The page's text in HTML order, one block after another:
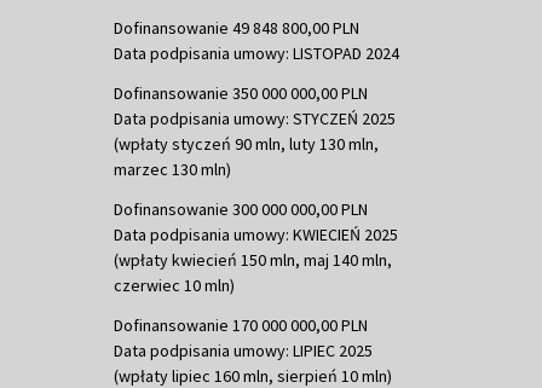
Dofinansowanie 49 848 800,00 PLN
Data podpisania umowy: LISTOPAD 2024
Dofinansowanie 350 000 000,00 PLN
Data podpisania umowy: STYCZEŃ 2025
(wpłaty styczeń 90 mln, luty 130 mln,
marzec 130 mln)
Dofinansowanie 300 000 000,00 PLN
Data podpisania umowy: KWIECIEŃ 2025
(wpłaty kwiecień 150 mln, maj 140 mln,
czerwiec 10 mln)
Dofinansowanie 170 000 000,00 PLN
Data podpisania umowy: LIPIEC 2025
(wpłaty lipiec 160 mln, sierpień 10 mln)